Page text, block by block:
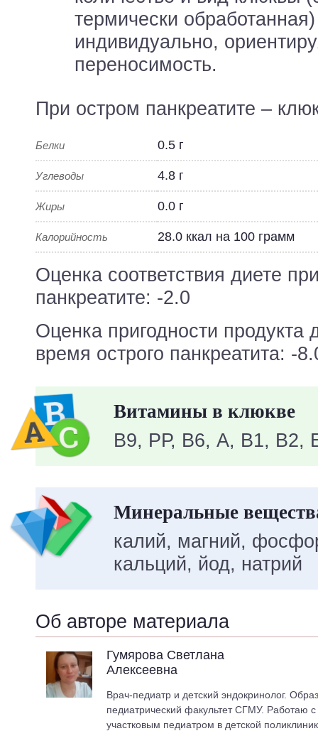
термически
индивидуально,
переносимость.
При остром панкреатите –
Белки 0.5 г
Углеводы 4.8 г
Жиры 0.0 г
Калорийность 28.0 ккал на 100 грамм
Оценка соответствия диете
панкреатите: -2.0
Оценка пригодности продукта
время острого панкреатита: -
Витамины в клюкве
В9, РР, В6, A, В1, В2,
Минеральные
калий, магний,
кальций, йод, натрий
Об авторе материала
Гумярова Светлана
Алексеевна
Врач-педиатр и детский эндокринолог.
педиатрический факультет СГМУ. Работаю
участковым педиатром в детской